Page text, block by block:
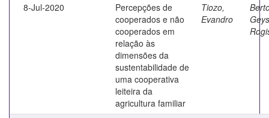
8-Jul-2020
Percepções de
cooperados e não
cooperados em
relação às
dimensões da
sustentabilidade de
uma cooperativa
leiteira da
agricultura familiar
Tiozo,
Evandro